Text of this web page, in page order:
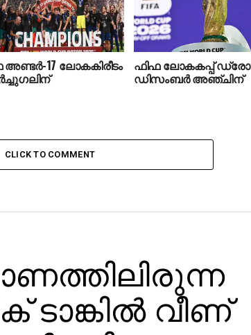
17 ലോകകിരീടം ഫിഫ ലോകകപ്പ് ഡ്രോ
ഡിസംബര്‍ അഞ്ചിന്
CLICK TO COMMENT
ടാങ്കില്‍ വീണ്